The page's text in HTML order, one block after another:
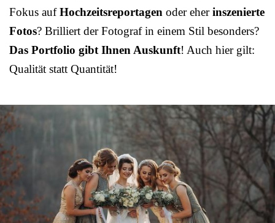
Fokus aufHochzeitsreportagen oder eherinszenierte
Fotos? Brilliert der Fotograf in einem Stil besonders?
Das Portfolio gibt Ihnen Auskunft! Auch hier gilt:
Qualität statt Quantität!